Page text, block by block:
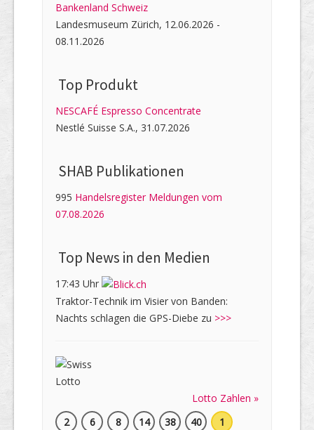
Bankenland Schweiz
Landesmuseum Zürich, 12.06.2026 -
08.11.2026
Top Produkt
NESCAFÉ Espresso Concentrate
Nestlé Suisse S.A., 31.07.2026
SHAB Publi­kati­onen
995 Handelsregister Meldungen vom
07.08.2026
Top News in den Medien
17:43 Uhr
Traktor-Technik im Visier von Banden:
Nachts schlagen die GPS-Diebe zu >>>
Lotto Zahlen »
2
6 8 14 38 40 1